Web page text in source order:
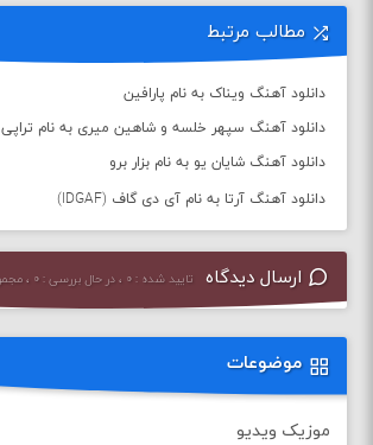
مطالب مرتبط
دانلود آهنگ ویناک به نام پارافین
دانلود آهنگ سپهر خلسه و شاهین میری به نام تراپی
دانلود آهنگ شایان یو به نام بزار برو
دانلود آهنگ آرتا به نام آی دی گاف (IDGAF)
ارسال دیدگاه تایید شده : ۰ ، در حال بررسی : ۰ ، مجموع : ۰ نظر
موضوعات
موزیک ویدیو